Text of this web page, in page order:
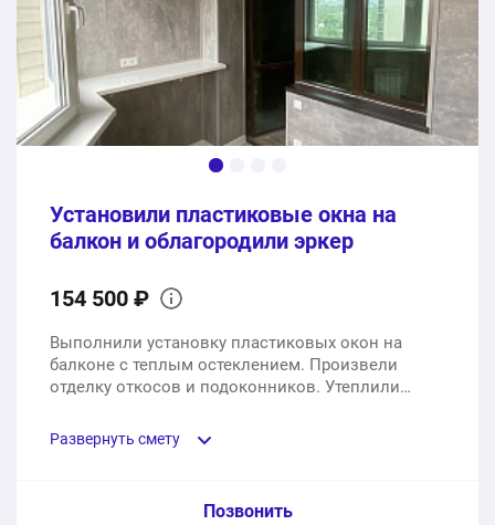
Общая стоимость: 298100 ₽
Установили пластиковые окна на
балкон и облагородили эркер
154 500 ₽
Выполнили установку пластиковых окон на
балконе с теплым остеклением. Произвели
отделку откосов и подоконников. Утеплили
Развернуть смету
Пункт сметы / Ед. изм. / Цена
Позвонить